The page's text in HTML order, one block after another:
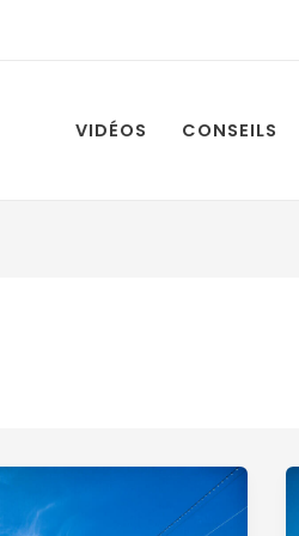
VIDÉOS CONSEILS